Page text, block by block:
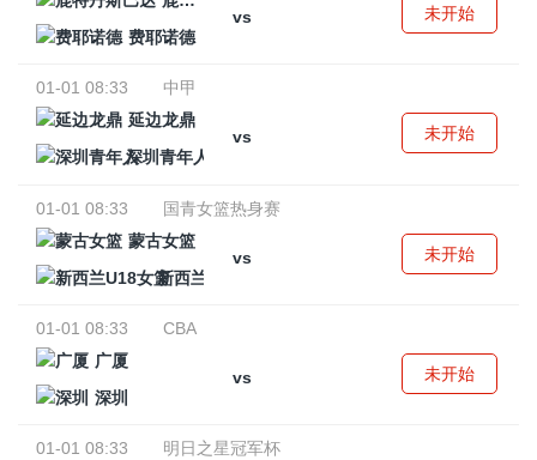
vs
费耶诺德
未开始
01-01 08:33
中甲
延边龙鼎
vs
深圳青年人
未开始
01-01 08:33
国青女篮热身赛
蒙古女篮
vs
新西兰U18女篮
未开始
01-01 08:33
CBA
广厦
vs
深圳
未开始
01-01 08:33
明日之星冠军杯